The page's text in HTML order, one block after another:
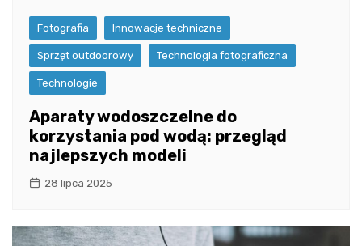
Fotografia Innowacje techniczne
Sprzęt outdoorowy Technologia fotograficzna
Technologie
Aparaty wodoszczelne do
korzystania pod wodą: przegląd
najlepszych modeli
28 lipca 2025